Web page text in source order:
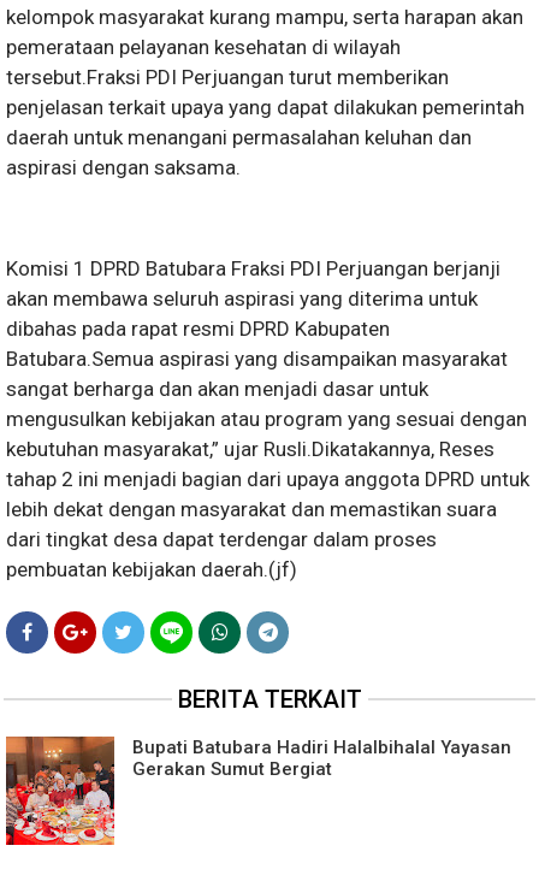
kelompok masyarakat kurang mampu, serta harapan akan
pemerataan pelayanan kesehatan di wilayah
tersebut.Fraksi PDI Perjuangan turut memberikan
penjelasan terkait upaya yang dapat dilakukan pemerintah
daerah untuk menangani permasalahan keluhan dan
aspirasi dengan saksama.
Komisi 1 DPRD Batubara Fraksi PDI Perjuangan berjanji
akan membawa seluruh aspirasi yang diterima untuk
dibahas pada rapat resmi DPRD Kabupaten
Batubara.Semua aspirasi yang disampaikan masyarakat
sangat berharga dan akan menjadi dasar untuk
mengusulkan kebijakan atau program yang sesuai dengan
kebutuhan masyarakat,” ujar Rusli.Dikatakannya, Reses
tahap 2 ini menjadi bagian dari upaya anggota DPRD untuk
lebih dekat dengan masyarakat dan memastikan suara
dari tingkat desa dapat terdengar dalam proses
pembuatan kebijakan daerah.(jf)
BERITA TERKAIT
Bupati Batubara Hadiri Halalbihalal Yayasan
Gerakan Sumut Bergiat